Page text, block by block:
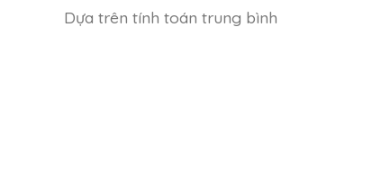
Dựa trên tính toán trung bình